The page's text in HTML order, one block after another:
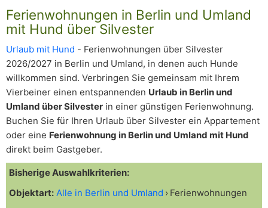
Ferienwohnungen in Berlin und Umland
mit Hund über Silvester
Urlaub mit Hund - Ferienwohnungen über Silvester
2026/2027 in Berlin und Umland, in denen auch Hunde
willkommen sind. Verbringen Sie gemeinsam mit Ihrem
Vierbeiner einen entspannenden Urlaub in Berlin und
Umland über Silvester in einer günstigen Ferienwohnung.
Buchen Sie für Ihren Urlaub über Silvester ein Appartement
oder eine Ferienwohnung in Berlin und Umland mit Hund
direkt beim Gastgeber.
Bisherige Auswahlkriterien:
Objektart: Alle in Berlin und Umland
Ferienwohnungen